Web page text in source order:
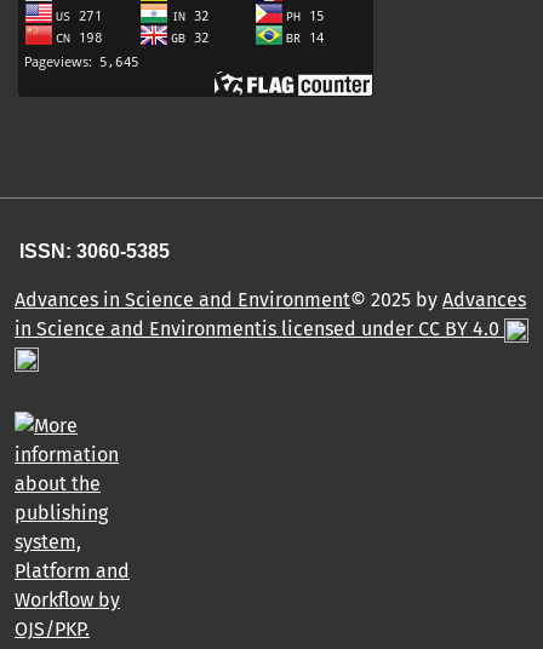
ISSN: 3060-5385
Advances in Science and Environment© 2025 by Advances
in Science and Environmentis licensed under CC BY 4.0